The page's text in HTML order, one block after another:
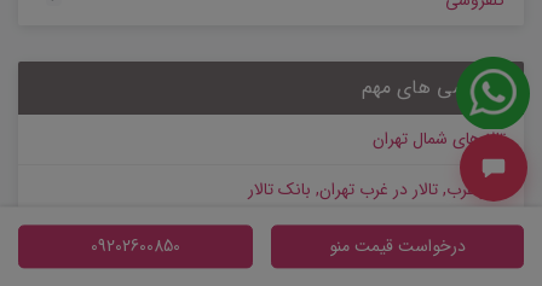
دسترسی های مهم
تالارهای شمال تهران
تالار غرب, تالار در غرب تهران, بانک تالار
تالار شرق، تالار در شرق تهران، بانک تالار
درخواست قیمت منو 09202600850